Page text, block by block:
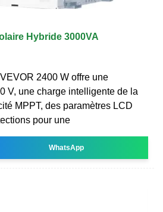
Hybride 3000VA
2400 W offre une
V, une charge intelligente de la
MPPT, des paramètres LCD
pour une
WhatsApp